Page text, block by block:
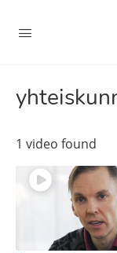
1 video found